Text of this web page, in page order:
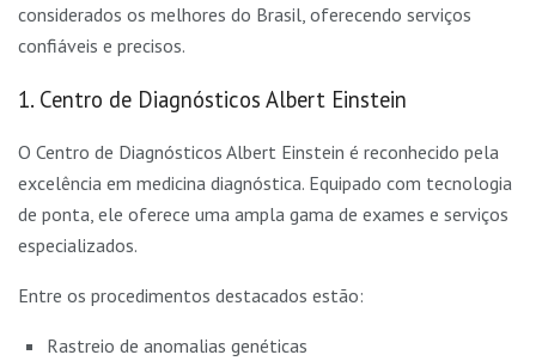
considerados os melhores do Brasil, oferecendo serviços
confiáveis e precisos.
1. Centro de Diagnósticos Albert Einstein
O Centro de Diagnósticos Albert Einstein é reconhecido pela
excelência em medicina diagnóstica. Equipado com tecnologia
de ponta, ele oferece uma ampla gama de exames e serviços
especializados.
Entre os procedimentos destacados estão:
Rastreio de anomalias genéticas